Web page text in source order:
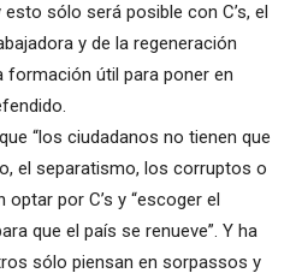
sólo será posible con C’s, el
y de la regeneración
formación útil para poner en
“los ciudadanos no tienen que
el separatismo, los corruptos o
optar por C’s y “escoger el
que el país se renueve”. Y ha
sólo piensan en sorpassos y